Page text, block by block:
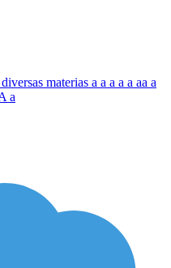
materias a a a a a aa a
a